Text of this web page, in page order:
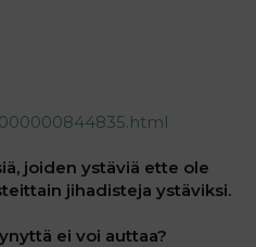
joiden ystäviä ette ole
jihadisteja ystäviksi.
ei voi auttaa?